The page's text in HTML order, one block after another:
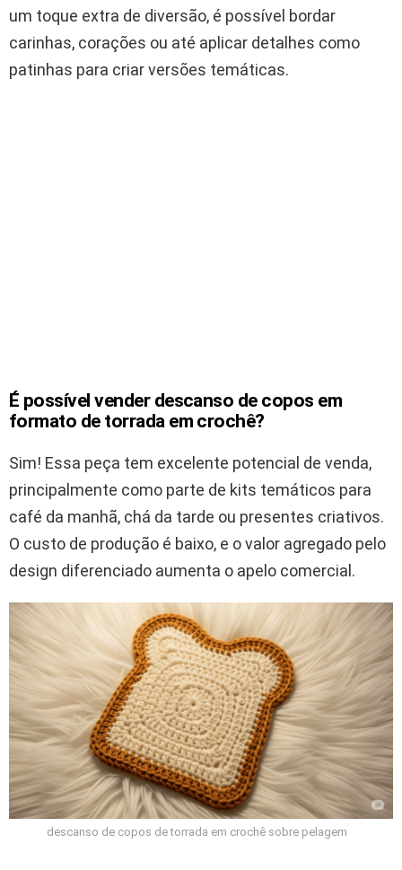
um toque extra de diversão, é possível bordar
carinhas, corações ou até aplicar detalhes como
patinhas para criar versões temáticas.
É possível vender descanso de copos em
formato de torrada em crochê?
Sim! Essa peça tem excelente potencial de venda,
principalmente como parte de kits temáticos para
café da manhã, chá da tarde ou presentes criativos.
O custo de produção é baixo, e o valor agregado pelo
design diferenciado aumenta o apelo comercial.
descanso de copos de torrada em crochê sobre pelagem